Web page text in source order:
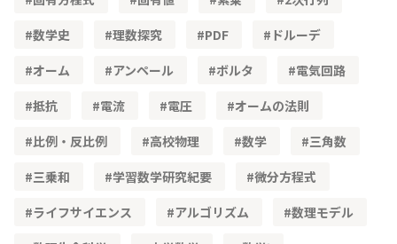
数学史
理数探究 PDF
ドルーデ
オーム
アンペール ボルタ
電気回路
抵抗
電流 電圧
オームの法則
比例・反比例
高校物理 数学
三角数
三乗和
学習数学研究紀要
微分方程式
ライフサイエンス
アルゴリズム
数理モデル